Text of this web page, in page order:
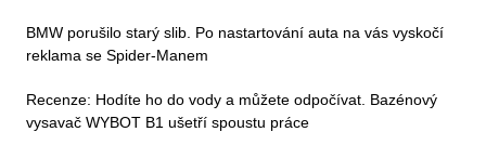
BMW porušilo starý slib. Po nastartování auta na vás vyskočí
reklama se Spider-Manem
Recenze: Hodíte ho do vody a můžete odpočívat. Bazénový
vysavač WYBOT B1 ušetří spoustu práce